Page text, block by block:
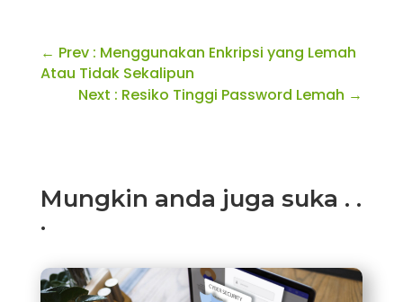
← Prev : Menggunakan Enkripsi yang Lemah
Atau Tidak Sekalipun
Next : Resiko Tinggi Password Lemah →
Mungkin anda juga suka . .
.